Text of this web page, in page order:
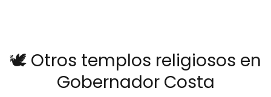
🕊️ Otros templos religiosos en
Gobernador Costa